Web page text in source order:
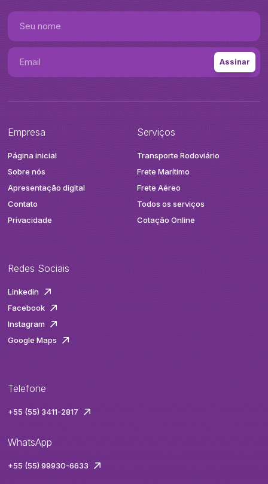
Empresa
Página inicial
Sobre nós
Apresentação digital
Contato
Privacidade
Serviços
Transporte Rodoviário
Frete Marítimo
Frete Aéreo
Todos os serviços
Cotação Online
Redes Sociais
Linkedin
Facebook
Instagram
Google Maps
Telefone
+55 (55) 3411-2817
WhatsApp
+55 (55) 99930-6633